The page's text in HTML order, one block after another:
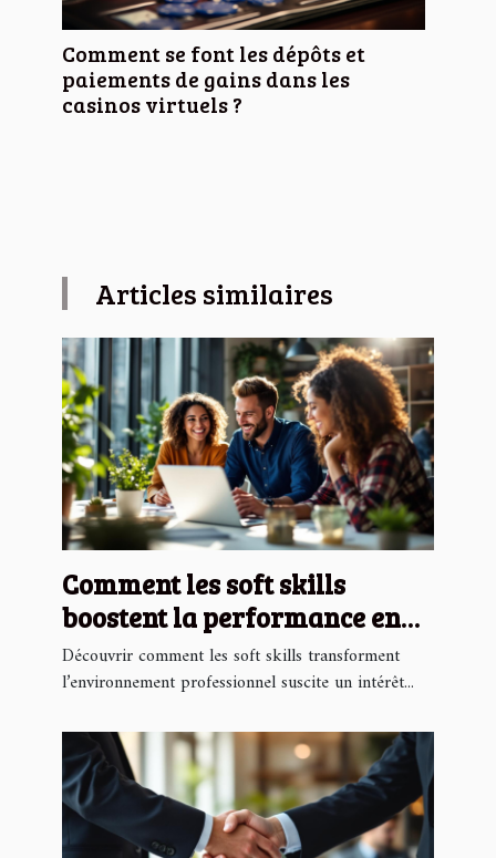
Comment se font les dépôts et
paiements de gains dans les
casinos virtuels ?
Articles similaires
Comment les soft skills
boostent la performance en
entreprise ?
Découvrir comment les soft skills transforment
l’environnement professionnel suscite un intérêt...